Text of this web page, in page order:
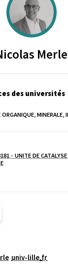
Merle
des universités
MINERALE,
- UNITE DE
du membre (Ouverture
nicolas-merle
univ-lille.fr